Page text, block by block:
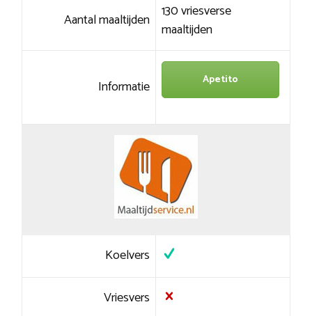
Aantal maaltijden 130 vriesverse
maaltijden
Informatie Apetito
Koelvers
Vriesvers